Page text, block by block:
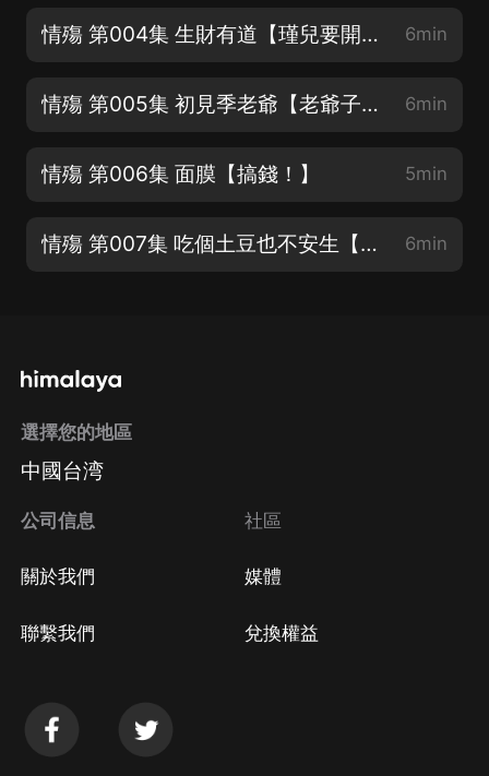
情殤 第004集 生財有道【瑾兒要開始賺錢啦】 6min
情殤 第005集 初見季老爺【老爺子的確仙風道骨】 6min
情殤 第006集 面膜【搞錢！】 5min
情殤 第007集 吃個土豆也不安生【可憐的瑾兒飯都吃不上啊】 6min
選擇您的地區
中國台湾
公司信息
關於我們
聯繫我們
社區
媒體
兌換權益